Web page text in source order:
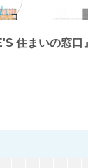
住まいの窓